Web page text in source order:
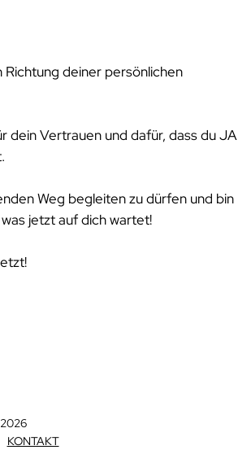
deiner persönlichen
dein Vertrauen und dafür, dass du JA
Weg begleiten zu dürfen und bin
jetzt auf dich wartet!
KONTAKT